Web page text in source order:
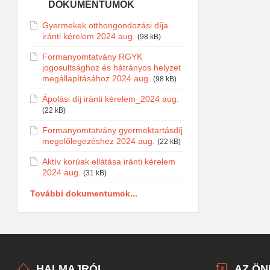
DOKUMENTUMOK
Gyermekek otthongondozási díja
iránti kérelem 2024 aug. (98 kB)
Formanyomtatvány RGYK
jogosultsághoz és hátrányos helyzet
megállapításához 2024 aug. (98 kB)
Ápolási díj iránti kérelem_2024 aug.
(22 kB)
Formanyomtatvány gyermektartásdíj
megelőlegezéshez 2024 aug. (22 kB)
Aktív korúak ellátása iránti kérelem
2024 aug. (31 kB)
További dokumentumok...